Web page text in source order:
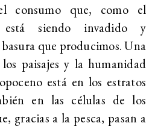
consumo que, como el
está siendo invadido y
que producimos. Una
paisajes y la humanidad
está en los estratos
en las células de los
gracias a la pesca, pasan a